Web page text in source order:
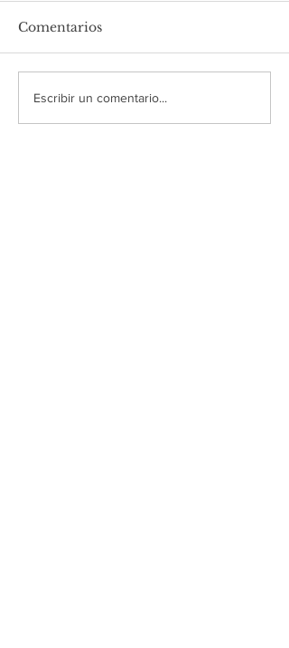
Cordon bleu
Comentarios
Escribir un comentario...